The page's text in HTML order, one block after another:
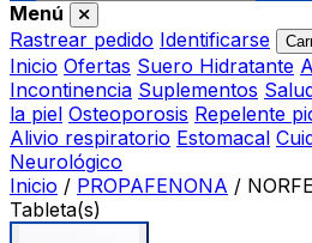
Menú
Rastrear pedido Identificarse
Inicio Ofertas Suero Hidratante
Incontinencia Suplementos
la piel Osteoporosis Repelente
Alivio respiratorio Estomacal
Neurológico
Inicio / PROPAFENONA /
Tableta(s)